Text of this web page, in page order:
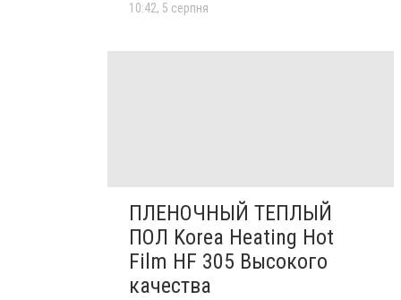
10:42, 5 серпня
ПЛЕНОЧНЫЙ ТЕПЛЫЙ
ПОЛ Korea Heating Hot
Film HF 305 Высокого
качества